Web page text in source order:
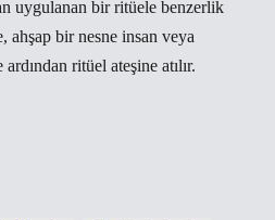
uygulanan bir ritüele benzerlik
ahşap bir nesne insan veya
ritüel ateşine atılır.